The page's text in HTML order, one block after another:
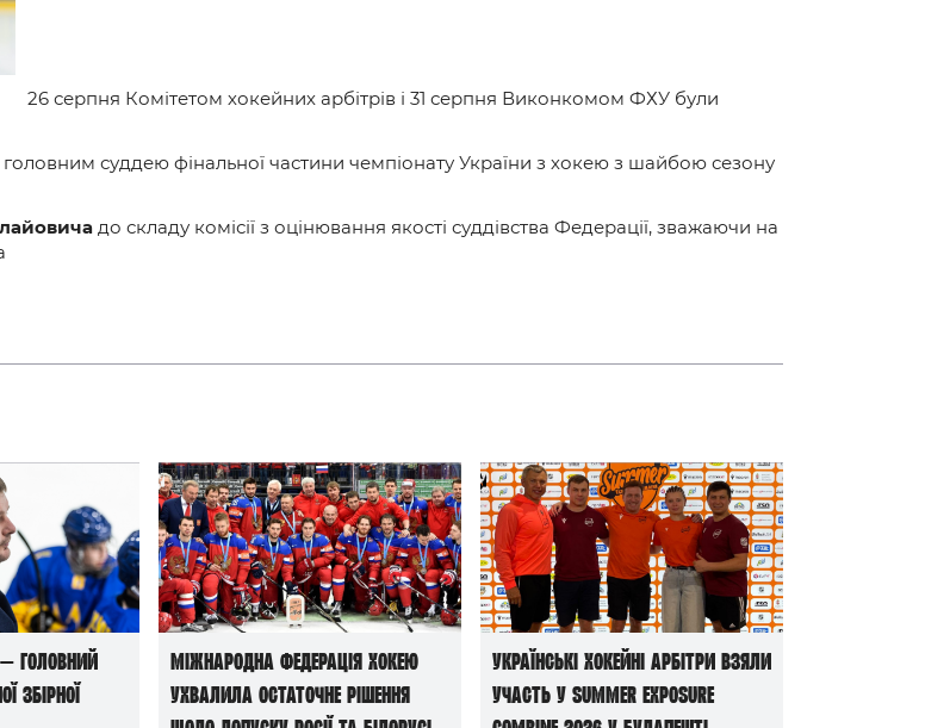
26 серпня Комітетом хокейних арбітрів і 31 серпня Виконкомом ФХУ були
головним суддею фінальної частини чемпіонату України з хокею з шайбою сезону
до складу комісії з оцінювання якості суддівства Федерації, зважаючи на
головний
збірної
Міжнародна федерація хокею
ухвалила остаточне рішення
Українські хокейні арбітри взяли
участь у Summer Exposure